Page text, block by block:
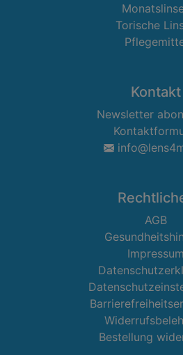
Torische
Kontakt
Newsletter
AGB
Impressum
Bestellung